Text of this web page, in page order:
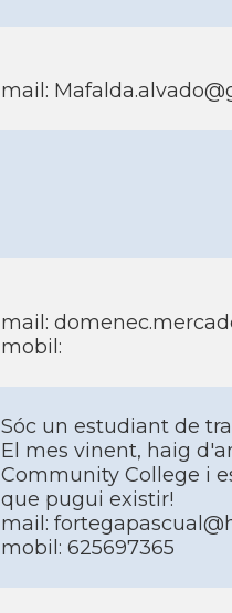
mail:
mail:
mobil:
Sóc un estudiant de
El mes vinent, haig
Community College i
que pugui existir!
mail:
mobil: 625697365